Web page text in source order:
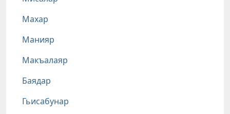
Махар
Манияр
Макъалаяр
Баядар
Гьисабунар